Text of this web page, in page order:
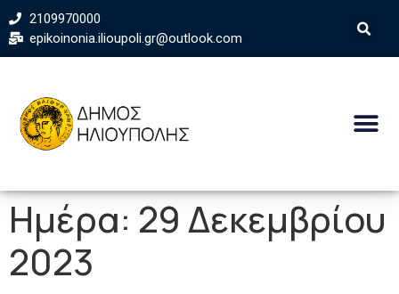
2109970000
epikoinonia.ilioupoli.gr@outlook.com
Ημέρα: 29 Δεκεμβρίου
2023